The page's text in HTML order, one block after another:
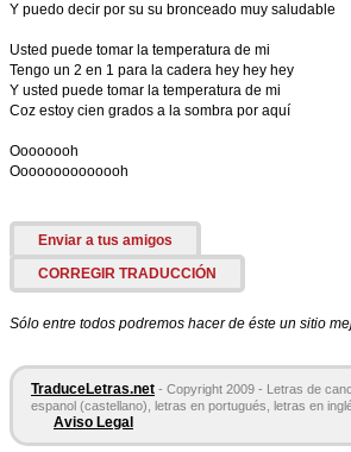
Y puedo decir por su su bronceado muy saludable
Usted puede tomar la temperatura de mi
Tengo un 2 en 1 para la cadera hey hey hey
Y usted puede tomar la temperatura de mi
Coz estoy cien grados a la sombra por aquí
Oooooooh
Oooooooooooooh
Enviar a tus amigos
CORREGIR TRADUCCIÓN
Sólo entre todos podremos hacer de éste un sitio
TraduceLetras.net - Copyright 2009 - Letras de
espanol (castellano), letras en portugués, letras en
Aviso Legal